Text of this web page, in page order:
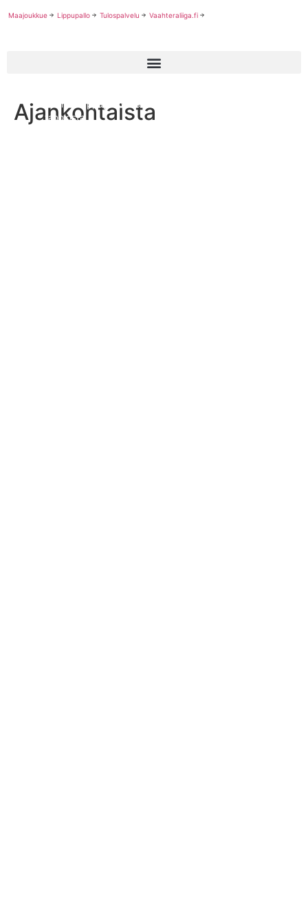
Maajoukkue Lippupallo Tulospalvelu Vaahteraliiga.fi
Ajankohtaista
Suomen lippupallonaiset mukaan MM-mitalipeleihin Saksa-
tappiosta